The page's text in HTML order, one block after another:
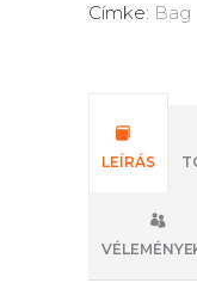
Címke: Bag
LEÍRÁS